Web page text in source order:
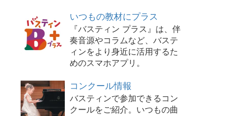
いつもの教材にプラス
『バスティン プラス』は、伴
奏音源やコラムなど、バステ
ィンをより身近に活用するた
めのスマホアプリ。
コンクール情報
バスティンで参加できるコン
クールをご紹介。いつもの曲